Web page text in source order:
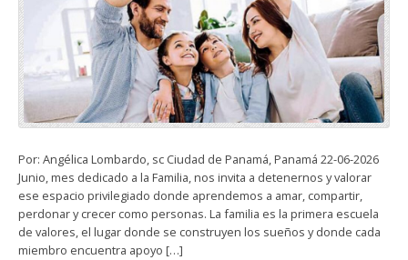
Por: Angélica Lombardo, sc Ciudad de Panamá, Panamá 22-06-2026
Junio, mes dedicado a la Familia, nos invita a detenernos y valorar
ese espacio privilegiado donde aprendemos a amar, compartir,
perdonar y crecer como personas. La familia es la primera escuela
de valores, el lugar donde se construyen los sueños y donde cada
miembro encuentra apoyo […]